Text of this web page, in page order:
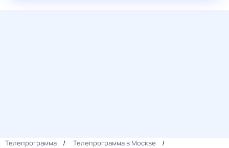
Телепрограмма
Телепрограмма в Москве